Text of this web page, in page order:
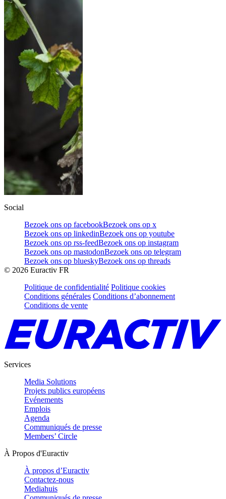
Social
Bezoek ons op facebookBezoek ons op x
Bezoek ons op linkedinBezoek ons op youtube
Bezoek ons op rss-feedBezoek ons op instagram
Bezoek ons op mastodonBezoek ons op telegram
Bezoek ons op blueskyBezoek ons op threads
© 2026 Euractiv FR
Politique de confidentialité Politique cookies
Conditions générales Conditions d’abonnement
Conditions de vente
Services
Media Solutions
Projets publics européens
Evénements
Emplois
Agenda
Communiqués de presse
Members’ Circle
À Propos d'Euractiv
À propos d’Euractiv
Contactez-nous
Mediahuis